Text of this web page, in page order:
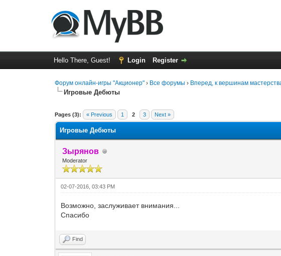
Hello There, Guest! Login Register
Форум онлайн-игры "Акционер" › Все форумы › Вперед, к вершинам
Игровые Дебюты
Pages (3): « Previous 1 2 3 Next »
0 Vote(s) - 0 Average
1
2
3
4
5
Игровые Дебюты
Зырянов
Moderator
02-07-2016, 03:43 PM
Возможно, заслуживает внимания...
Спасибо
Find